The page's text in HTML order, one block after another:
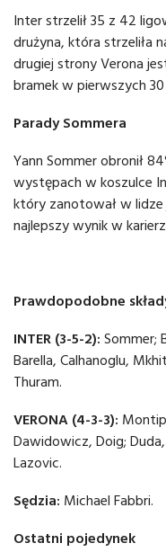
Inter strzelił 35 z 42
drużyna, która strzeliła
drugiej strony Verona
bramek w pierwszych
Parady Sommera
Yann Sommer obronił
występach w koszulce
który zanotował w
najlepszy wynik w
Prawdopodobne
INTER (3-5-2): Sommer;
Barella, Calhanoglu,
Thuram.
VERONA (4-3-3):
Dawidowicz, Doig;
Lazovic.
Sędzia: Michael Fabbri.
Ostatni pojedynek